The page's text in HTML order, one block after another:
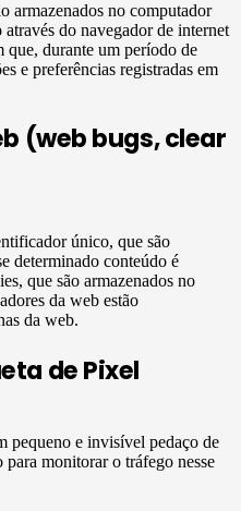
armazenados no computador
através do navegador de internet
que, durante um período de
e preferências registradas em
(web bugs, clear
único, que são
determinado conteúdo é
que são armazenados no
da web estão
da web.
de Pixel
pequeno e invisível pedaço de
monitorar o tráfego nesse